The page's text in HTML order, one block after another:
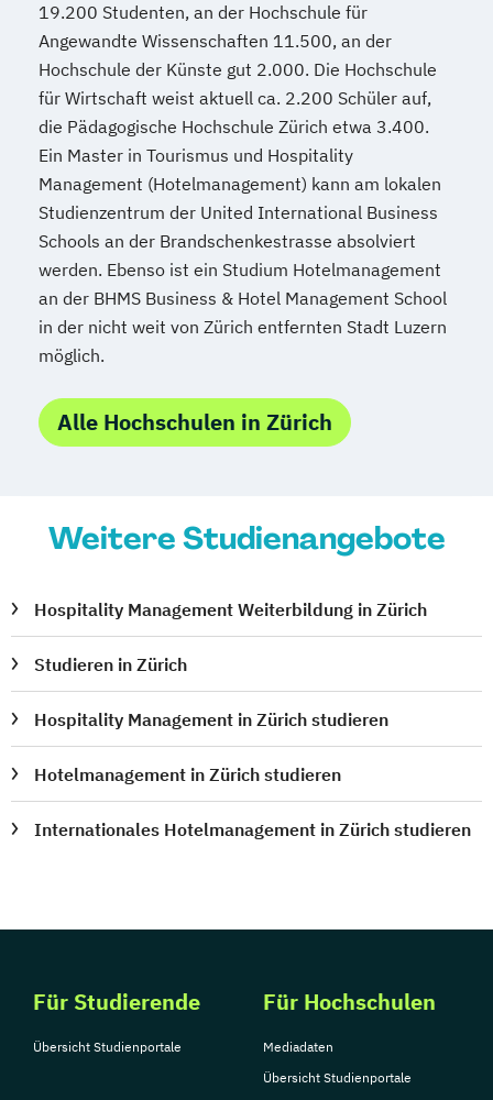
19.200 Studenten, an der Hochschule für
Angewandte Wissenschaften 11.500, an der
Hochschule der Künste gut 2.000. Die Hochschule
für Wirtschaft weist aktuell ca. 2.200 Schüler auf,
die Pädagogische Hochschule Zürich etwa 3.400.
Ein Master in Tourismus und Hospitality
Management (Hotelmanagement) kann am lokalen
Studienzentrum der United International Business
Schools an der Brandschenkestrasse absolviert
werden. Ebenso ist ein Studium Hotelmanagement
an der BHMS Business & Hotel Management School
in der nicht weit von Zürich entfernten Stadt Luzern
möglich.
Alle Hochschulen in Zürich
Weitere Studienangebote
Hospitality Management Weiterbildung in Zürich
Studieren in Zürich
Hospitality Management in Zürich studieren
Hotelmanagement in Zürich studieren
Internationales Hotelmanagement in Zürich studieren
Für Studierende
Übersicht Studienportale
Für Hochschulen
Mediadaten
Übersicht Studienportale